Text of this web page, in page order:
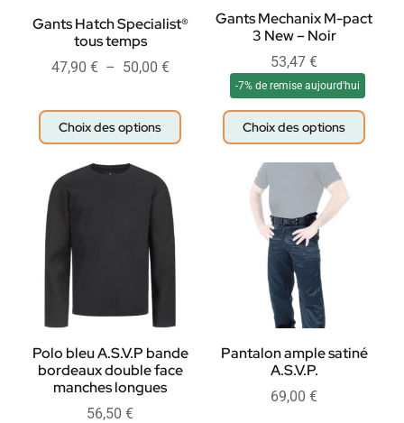
Gants Hatch Specialist®
tous temps
47,90 € – 50,00 €
Choix des options
Gants Mechanix M-pact
3 New – Noir
53,47 €
-7% de remise aujourd'hui
Choix des options
Polo bleu A.S.V.P bande
bordeaux double face
manches longues
56,50 €
Pantalon ample satiné
A.S.V.P.
69,00 €